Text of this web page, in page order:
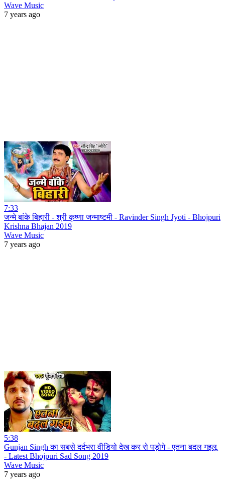
Wave Music
7 years ago
7:33
जन्मे बांके बिहारी - श्री कृष्णा जन्माष्टमी - Ravinder Singh Jyoti - Bhojpuri
Krishna Bhajan 2019
Wave Music
7 years ago
5:38
Gunjan Singh का सबसे दर्दभरा वीडियो देख कर रो पड़ोगे - एतना बदल गइलू
- Latest Bhojpuri Sad Song 2019
Wave Music
7 years ago